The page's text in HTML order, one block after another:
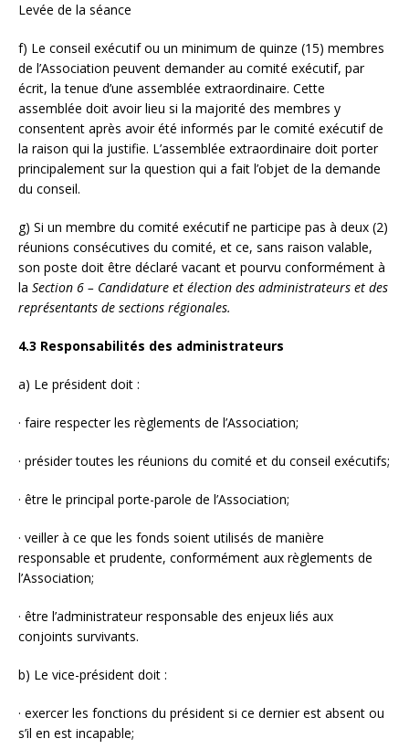
Levée de la séance
f) Le conseil exécutif ou un minimum de quinze (15) membres
de l’Association peuvent demander au comité exécutif, par
écrit, la tenue d’une assemblée extraordinaire. Cette
assemblée doit avoir lieu si la majorité des membres y
consentent après avoir été informés par le comité exécutif de
la raison qui la justifie. L’assemblée extraordinaire doit porter
principalement sur la question qui a fait l’objet de la demande
du conseil.
g) Si un membre du comité exécutif ne participe pas à deux (2)
réunions consécutives du comité, et ce, sans raison valable,
son poste doit être déclaré vacant et pourvu conformément à
la Section 6 – Candidature et élection des administrateurs et des
représentants de sections régionales.
4.3 Responsabilités des administrateurs
a) Le président doit :
· faire respecter les règlements de l’Association;
· présider toutes les réunions du comité et du conseil exécutifs;
· être le principal porte-parole de l’Association;
· veiller à ce que les fonds soient utilisés de manière
responsable et prudente, conformément aux règlements de
l’Association;
· être l’administrateur responsable des enjeux liés aux
conjoints survivants.
b) Le vice-président doit :
· exercer les fonctions du président si ce dernier est absent ou
s’il en est incapable;